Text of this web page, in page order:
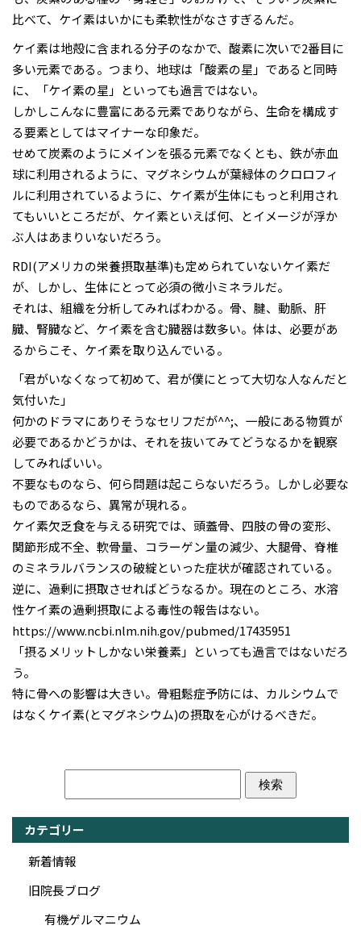
比べて、ケイ素はいかにも柔軟性がなさすぎるんだ。
ケイ素は地殻に含まれる分子のなかで、酸素に次いで2番目に
多い元素である。つまり、地球は「酸素の星」であると同時
に、「ケイ素の星」といっても過言ではない。
しかしこんなに豊富にある元素でありながら、生命を構成す
る要素としてはマイナーな印象だ。
せめて炭素のようにメインを張る元素でなくとも、鉄が赤血
球に利用されるように、マグネシウムが葉緑体のクロロフィ
ルに利用されているように、ケイ素が生体にもっと利用され
てもいいところだが、ケイ素といえば何、とイメージが浮か
ぶ人はあまりいないだろう。
RDI(アメリカの栄養摂取基準)も定められていないケイ素だ
が、しかし、生体にとって必須の微小ミネラルだ。
それは、組織を分析してみればわかる。骨、腱、動脈、肝
臓、腎臓など、ケイ素を含む臓器は数多い。体は、必要があ
るからこそ、ケイ素を取り込んでいる。
「君がいなくなって初めて、君が僕にとって大切な人なんだと
気付いた」
何かのドラマにありそうなセリフだが^^;、一般にある物質が
必要であるかどうかは、それを抜いてみてどうなるかを観察
してみればいい。
不要なものなら、何ら問題は起こらないだろう。しかし必要な
ものであるなら、異常が現れる。
ケイ素欠乏食を与える研究では、頭蓋骨、四肢の骨の変形、
関節形成不全、軟骨量、コラーゲン量の減少、大腿骨、脊椎
のミネラルバランスの破綻といった症状が確認されている。
逆に、過剰に摂取させればどうなるか。現在のところ、水溶
性ケイ素の過剰摂取による毒性の報告はない。
https://www.ncbi.nlm.nih.gov/pubmed/17435951
「摂るメリットしかない栄養素」といっても過言ではないだろ
う。
特に骨への影響は大きい。骨粗鬆症予防には、カルシウムで
はなくケイ素(とマグネシウム)の摂取を心がけるべきだ。
カテゴリー
新着情報
旧院長ブログ
有機ゲルマニウム